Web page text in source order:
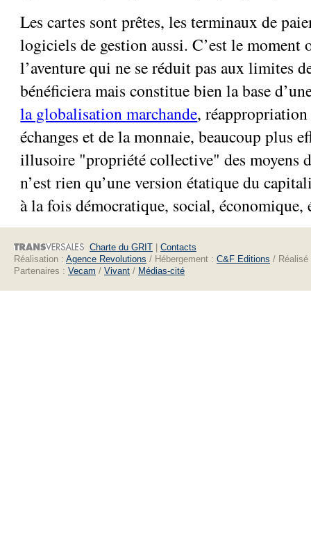
Les cartes sont prêtes, les terminaux de
logiciels de gestion aussi. C’est le moment
l’aventure qui ne se réduit pas aux limites
bénéficiera mais constitue bien la base
la globalisation marchande,
échanges et de la monnaie, beaucoup plus
illusoire "propriété collective" des moyens
n’est rien qu’une version étatique du
à la fois démocratique, social,
Charte du GRIT
Contacts
Réalisation : Agence Revolutions / Hébergement : C&F Editions /
Partenaires : Vecam / Vivant / Médias-cité